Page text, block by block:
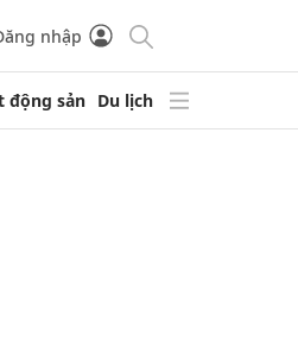
nhập
động sản Du lịch